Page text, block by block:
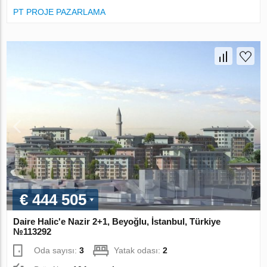
PT PROJE PAZARLAMA
€ 444 505
Daire Halic'e Nazir 2+1, Beyoğlu, İstanbul, Türkiye
№113292
Oda sayısı:3 Yatak odası:2